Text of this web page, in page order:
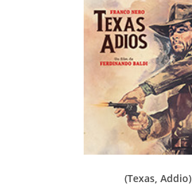
(Texas, Addio)